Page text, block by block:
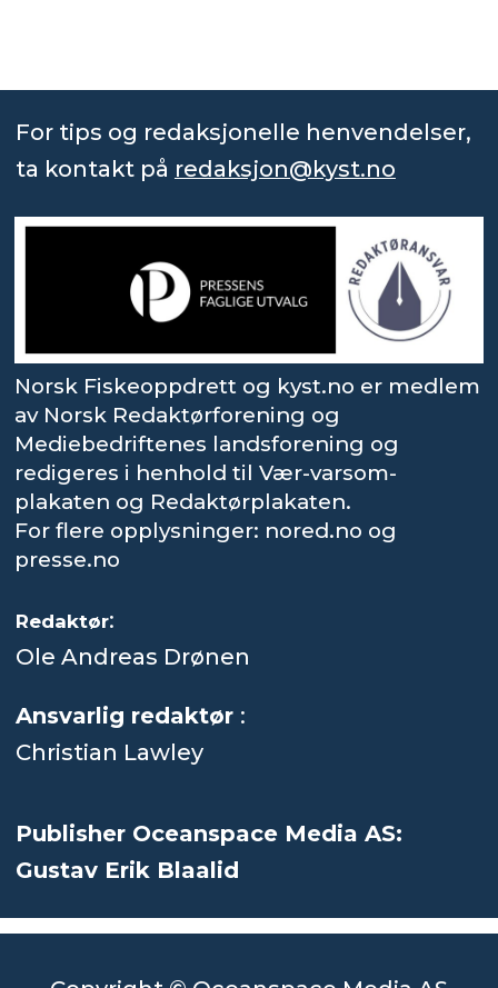
For tips og redaksjonelle henvendelser,
ta kontakt på redaksjon@kyst.no
Norsk Fiskeoppdrett og kyst.no er medlem
av Norsk Redaktørforening og
Mediebedriftenes landsforening og
redigeres i henhold til Vær-varsom-
plakaten og Redaktørplakaten.
For flere opplysninger: nored.no og
presse.no
Redaktør:
Ole Andreas Drønen
Ansvarlig redaktør :
Christian Lawley
Publisher Oceanspace Media AS:
Gustav Erik Blaalid